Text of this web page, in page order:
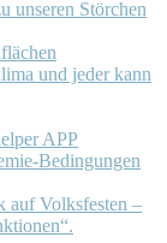
unseren Störchen
und jeder kann
APP
Bedingungen
auf Volksfesten –